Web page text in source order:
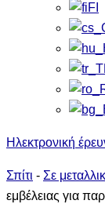
FI
Ηλεκτρονική
Σπίτι - Σε
εμβέλειας για